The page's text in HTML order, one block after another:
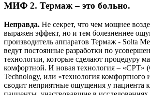
МИФ 2. Термаж – это больно.
Неправда. Не секрет, что чем мощнее
выражен эффект, но и тем болезненнее
производитель аппаратов Термаж - Solta
ведут постоянные разработки по
технологии, которые сделают процедуру
комфортной. И новая технология – «СРТ»
Technology, или «технология комфортного
сводит неприятные ощущения у пациента